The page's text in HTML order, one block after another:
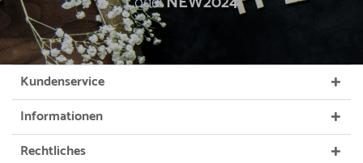
Kundenservice
Informationen
Rechtliches